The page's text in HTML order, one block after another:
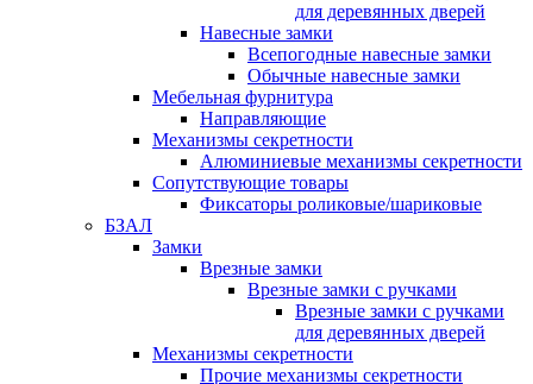
для деревянных дверей
Навесные замки
Всепогодные навесные замки
Обычные навесные замки
Мебельная фурнитура
Направляющие
Механизмы секретности
Алюминиевые механизмы секретности
Сопутствующие товары
Фиксаторы роликовые/шариковые
БЗАЛ
Замки
Врезные замки
Врезные замки с ручками
Врезные замки с ручками
для деревянных дверей
Механизмы секретности
Прочие механизмы секретности